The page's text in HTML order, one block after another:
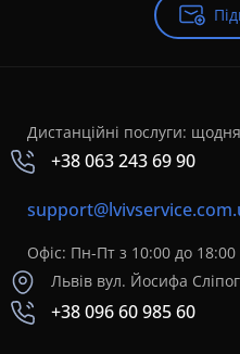
Дистанційні послуги:
+38 063 243 69 90
Офіс: Пн-Пт з 10:00 до 18:00
Львів вул. Йосифа
+38 096 60 985 60